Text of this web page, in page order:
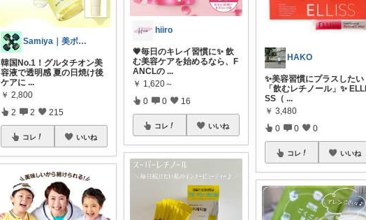
Samiya｜美ボディトレーナー
韓国No.1！グルタチオン美
容液で透明感 夏の日焼け後
ケアに ...
￥ 2,800
2 2 215
コレ いいね
hiiro
💗毎日のキレイ習慣に✨ 飲
む美容ケアを始めるなら、F
ANCLの ...
￥ 1,620～
0 0 16
コレ いいね
HAKO
✨美容習慣にプラスしたい
「飲むレチノール」✨ ELLI
SS（ ...
￥ 3,480
0 0 0
コレ いいね